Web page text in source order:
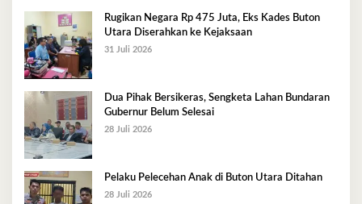
Rugikan Negara Rp 475 Juta, Eks Kades Buton
Utara Diserahkan ke Kejaksaan
31 Juli 2026
Dua Pihak Bersikeras, Sengketa Lahan Bundaran
Gubernur Belum Selesai
28 Juli 2026
Pelaku Pelecehan Anak di Buton Utara Ditahan
28 Juli 2026